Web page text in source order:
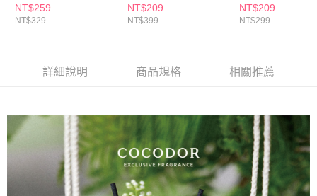
擴香瓶160ml-綠洲之水
NT$259
NT$329
200ml 森林晨香
NT$209
NT$399
瓶200ml-多款任
NT$209
NT$299
詳細說明 商品規格 相關推薦